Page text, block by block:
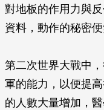
對地板的作用力與
資料，動作的秘密便
第二次世界大戰中
軍的能力，以便提
的人數大量增加，